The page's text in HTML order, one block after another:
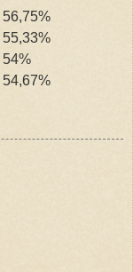
56,75%
55,33%
54%
54,67%